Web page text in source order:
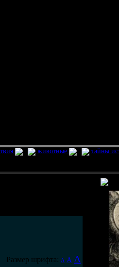
животные
тайны
Размер шрифта: A A A